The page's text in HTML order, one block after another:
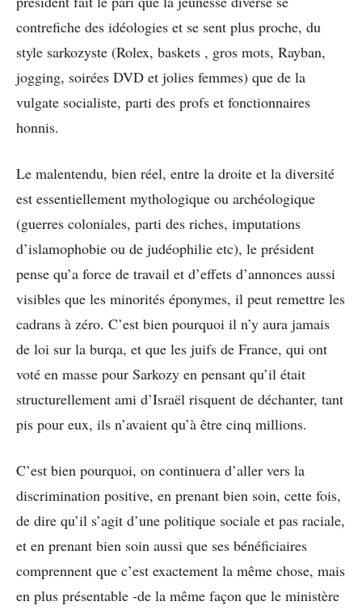
contrefiche des idéologies et se sent plus proche, du
style sarkozyste (Rolex, baskets , gros mots, Rayban,
jogging, soirées DVD et jolies femmes) que de la
vulgate socialiste, parti des profs et fonctionnaires
honnis.
Le malentendu, bien réel, entre la droite et la diversité
est essentiellement mythologique ou archéologique
(guerres coloniales, parti des riches, imputations
d’islamophobie ou de judéophilie etc), le président
pense qu’a force de travail et d’effets d’annonces aussi
visibles que les minorités éponymes, il peut remettre les
cadrans à zéro. C’est bien pourquoi il n’y aura jamais
de loi sur la burqa, et que les juifs de France, qui ont
voté en masse pour Sarkozy en pensant qu’il était
structurellement ami d’Israël risquent de déchanter, tant
pis pour eux, ils n’avaient qu’à être cinq millions.
C’est bien pourquoi, on continuera d’aller vers la
discrimination positive, en prenant bien soin, cette fois,
de dire qu’il s’agit d’une politique sociale et pas raciale,
et en prenant bien soin aussi que ses bénéficiaires
comprennent que c’est exactement la même chose, mais
en plus présentable -de la même façon que le ministère